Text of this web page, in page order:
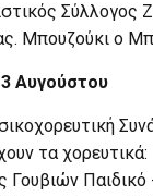
Σύλλογος
Μπουζούκι ο
3 Αυγούστου
τα
Γουβιών